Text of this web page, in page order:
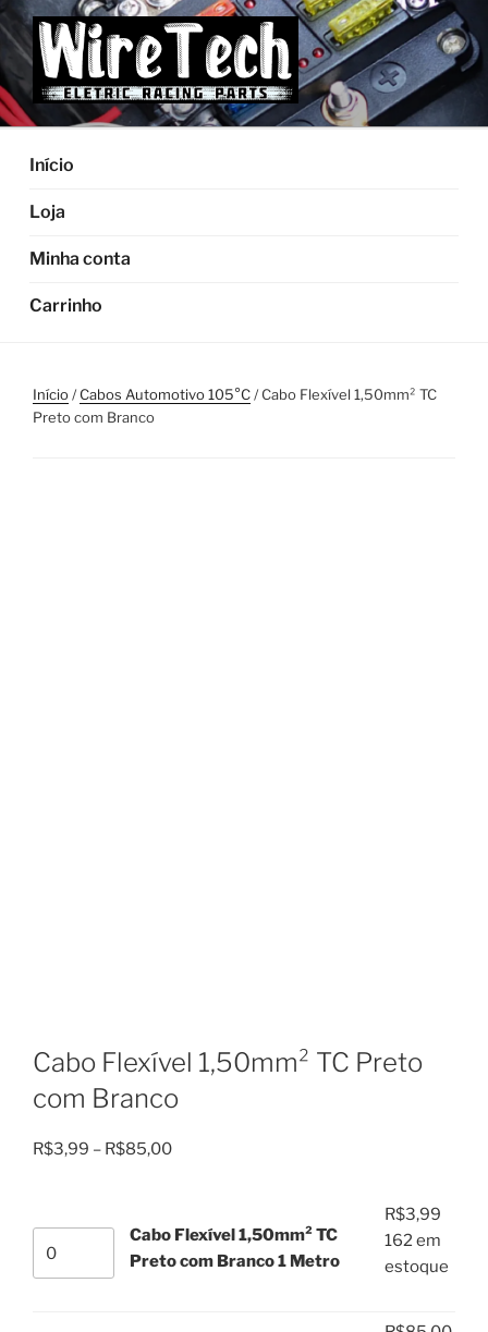
Pular
para
o
conteúdo
Início
Loja
Minha conta
Carrinho
Início/Cabos Automotivo 105°C/ Cabo Flexível 1,50mm² TC
Preto com Branco
Cabo Flexível 1,50mm² TC Preto
com Branco
R$3,99 – R$85,00Faixa
R$3,99
através
Flexível
Cabo Flexível 1,50mm² TC
Preto com Branco 1 Metro
R$3,99
162 em
estoque